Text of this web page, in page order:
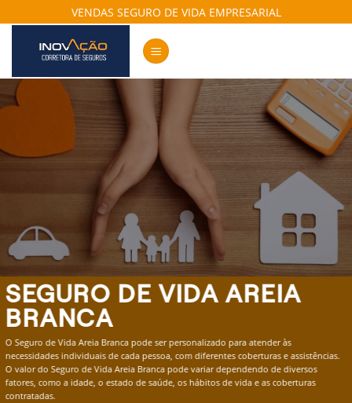
to
content
VENDAS SEGURO DE VIDA EMPRESARIAL
SEGURO DE VIDA AREIA
BRANCA
O Seguro de Vida Areia Branca pode ser personalizado para atender às
necessidades individuais de cada pessoa, com diferentes coberturas e assistências.
O valor do Seguro de Vida Areia Branca pode variar dependendo de diversos
fatores, como a idade, o estado de saúde, os hábitos de vida e as coberturas
contratadas.